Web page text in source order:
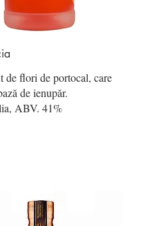
de flori de portocal, care
de ienupăr.
ABV. 41%